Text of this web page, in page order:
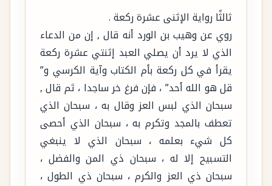
ثالثًا رواية الإثنى عشرة ركعة .
روي عن وهيب بن الورد أنه قال , إن من الدعاء
الذي لا يرد أن يصلي العبد إثنتي عشرة ركعة
يقرأ في كل ركعة بأم الكتاب وآية الكرسي و”
قل هو الله أحد” ، فإن فرغ خر ساجدا ، ثم قال ,
سبحان الذي لبس العز وقال به ، سبحان الذي
تعطف بالمجد وتكرم به ، سبحان الذي أحصى
كل شيء بعلمه ، سبحان الذي لا ينبغي
التسبيح إلا له ، سبحان ذي المن والفضل ،
سبحان ذي العز والكرم ، سبحان ذي الطول ،